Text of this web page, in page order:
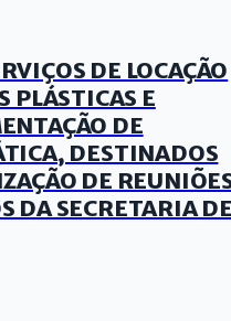
DE LOCAÇÃO
PLÁSTICAS E
DE
DESTINADOS
DE
DA SECRETARIA